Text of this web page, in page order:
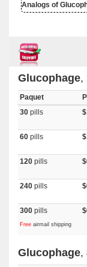
Analogs of
Glucophage,
Paquet
30 pills
60 pills
120 pills
240 pills
300 pills
Free airmail shipping
Glucophage,